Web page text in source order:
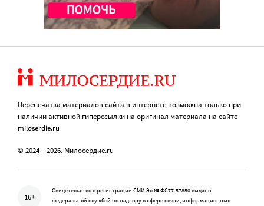
Перепечатка материалов сайта в интернете возможна только при
наличии активной гиперссылки на оригинал материала на сайте
miloserdie.ru
© 2024 – 2026. Милосердие.ru
16+
Свидетельство о регистрации СМИ Эл № ФС77-57850 выдано
федеральной службой по надзору в сфере связи, информационных